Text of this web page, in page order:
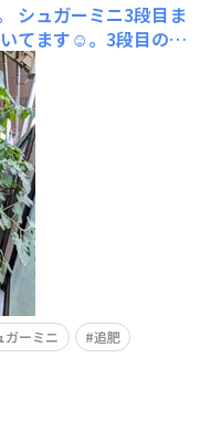
シュガーミニ3段目ま
てます☺。3段目の実
2回目の追肥をしょう
ス500倍＋リキダス10
フラワータグ、いつ
してます。 園芸用シ
ガーミニ
追肥